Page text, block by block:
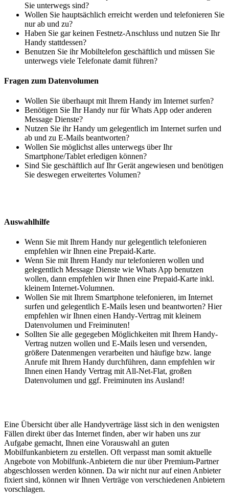
Sie unterwegs sind?
Wollen Sie hauptsächlich erreicht werden und telefonieren Sie
nur ab und zu?
Haben Sie gar keinen Festnetz-Anschluss und nutzen Sie Ihr
Handy stattdessen?
Benutzen Sie ihr Mobiltelefon geschäftlich und müssen Sie
unterwegs viele Telefonate damit führen?
Fragen zum Datenvolumen
Wollen Sie überhaupt mit Ihrem Handy im Internet surfen?
Benötigen Sie Ihr Handy nur für Whats App oder anderen
Message Dienste?
Nutzen Sie ihr Handy um gelegentlich im Internet surfen und
ab und zu E-Mails beantworten?
Wollen Sie möglichst alles unterwegs über Ihr
Smartphone/Tablet erledigen können?
Sind Sie geschäftlich auf Ihr Gerät angewiesen und benötigen
Sie deswegen erweitertes Volumen?
Auswahlhilfe
Wenn Sie mit Ihrem Handy nur gelegentlich telefonieren
empfehlen wir Ihnen eine Prepaid-Karte.
Wenn Sie mit Ihrem Handy nur telefonieren wollen und
gelegentlich Message Dienste wie Whats App benutzen
wollen, dann empfehlen wir Ihnen eine Prepaid-Karte inkl.
kleinem Internet-Volumnen.
Wollen Sie mit Ihrem Smartphone telefonieren, im Internet
surfen und gelegentlich E-Mails lesen und beantworten? Hier
empfehlen wir Ihnen einen Handy-Vertrag mit kleinem
Datenvolumen und Freiminuten!
Sollten Sie alle gegegeben Möglichkeiten mit Ihrem Handy-
Vertrag nutzen wollen und E-Mails lesen und versenden,
größere Datenmengen verarbeiten und häufige bzw. lange
Anrufe mit Ihrem Handy durchführen, dann empfehlen wir
Ihnen einen Handy Vertrag mit All-Net-Flat, großen
Datenvolumen und ggf. Freiminuten ins Ausland!
Eine Übersicht über alle Handyverträge lässt sich in den wenigsten
Fällen direkt über das Internet finden, aber wir haben uns zur
Aufgabe gemacht, Ihnen eine Vorauswahl an guten
Mobilfunkanbietern zu erstellen. Oft verpasst man somit aktuelle
Angebote von Mobilfunk-Anbietern die nur über Premium-Partner
abgeschlossen werden können. Da wir nicht nur auf einen Anbieter
fixiert sind, können wir Ihnen Verträge von verschiedenen Anbietern
vorschlagen.